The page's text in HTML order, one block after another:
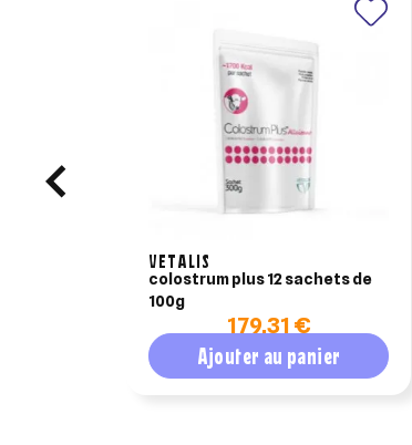
VETALIS
colostrum plus 12 sachets de
100g
179,31 €
Ajouter au panier